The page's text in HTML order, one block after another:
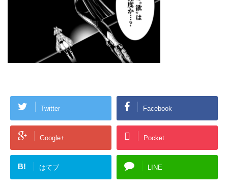
Twitter Facebook
Google+ Pocket
B! はてブ LINE